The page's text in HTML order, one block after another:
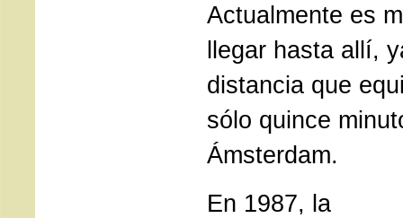
Actualmente es
llegar hasta allí,
distancia que
sólo quince
Ámsterdam.
En 1987, la